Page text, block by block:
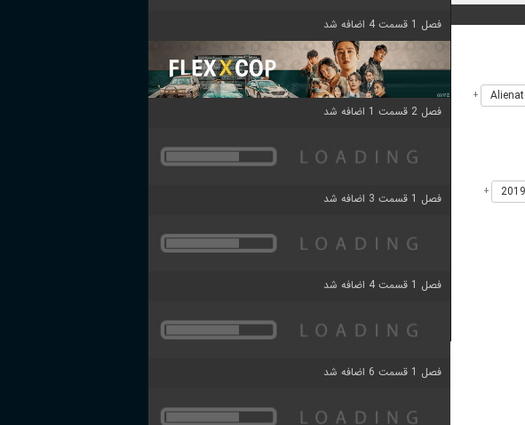
+
+
فصل 1 قسمت 4 اضافه شد
فصل 2 قسمت 1 اضافه شد
فصل 1 قسمت 3 اضافه شد
فصل 1 قسمت 4 اضافه شد
فصل 1 قسمت 6 اضافه شد